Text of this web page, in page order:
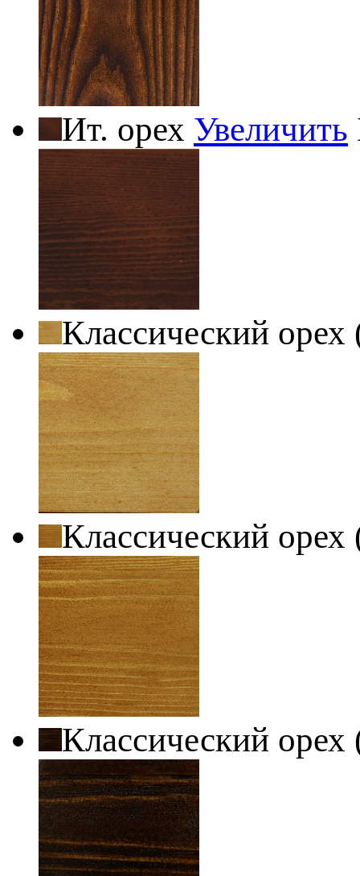
Ит. орех Увеличить
Классический
Классический
Классический